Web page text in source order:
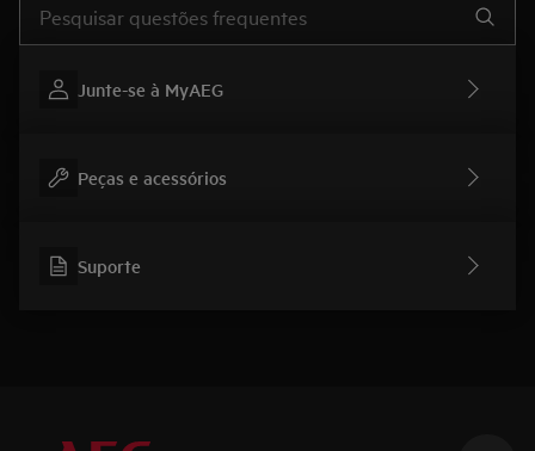
Junte-se à MyAEG
Peças e acessórios
Suporte